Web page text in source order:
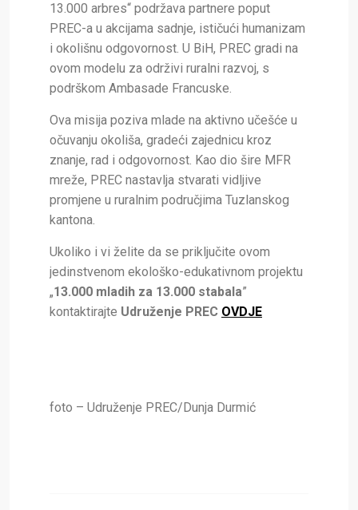
13.000 arbres“ podržava partnere poput
PREC-a u akcijama sadnje, ističući humanizam
i okolišnu odgovornost. U BiH, PREC gradi na
ovom modelu za održivi ruralni razvoj, s
podrškom Ambasade Francuske.​
Ova misija poziva mlade na aktivno učešće u
očuvanju okoliša, gradeći zajednicu kroz
znanje, rad i odgovornost. Kao dio šire MFR
mreže, PREC nastavlja stvarati vidljive
promjene u ruralnim područjima Tuzlanskog
kantona.
Ukoliko i vi želite da se priključite ovom
jedinstvenom ekološko-edukativnom projektu
„13.000 mladih za 13.000 stabala”
kontaktirajte Udruženje PREC OVDJE
foto – Udruženje PREC/Dunja Durmić